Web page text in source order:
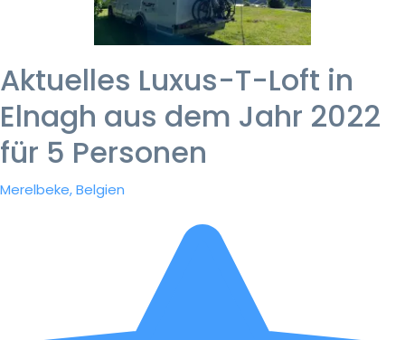
Aktuelles Luxus-T-Loft in
Elnagh aus dem Jahr 2022
für 5 Personen
Merelbeke, Belgien